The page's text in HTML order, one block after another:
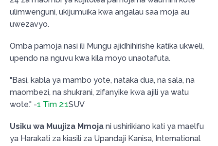
ulimwenguni, ukijumuika kwa angalau saa moja au
uwezavyo.
Omba pamoja nasi ili Mungu ajidhihirishe katika ukweli,
upendo na nguvu kwa kila moyo unaotafuta.
"Basi, kabla ya mambo yote, nataka dua, na sala, na
maombezi, na shukrani, zifanyike kwa ajili ya watu
wote." -1 Tim 2:1SUV
Usiku wa Muujiza Mmoja ni ushirikiano kati ya maelfu
ya Harakati za kiasili za Upandaji Kanisa, International